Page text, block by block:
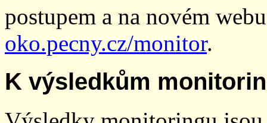
postupem a na novém
oko.pecny.cz/monitor.
K výsledkům